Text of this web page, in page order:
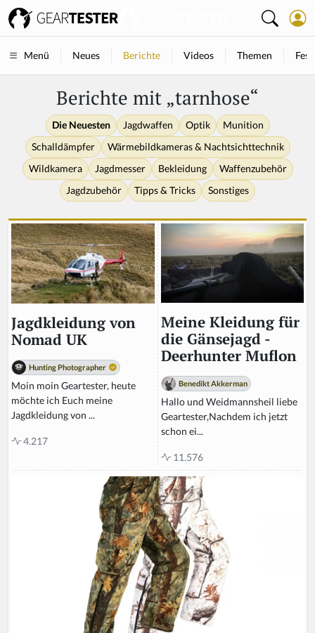
Menü Neues Berichte Videos Themen
Berichte mit „tarnhose“
Die Neuesten Jagdwaffen Optik
Munition
Schalldämpfer
Wärmebildkameras & Nachtsichttechnik
Wildkamera
Jagdmesser Bekleidung
Waffenzubehör
Jagdzubehör
Tipps & Tricks Sonstiges
Jagdkleidung von
Nomad UK
Hunting Photographer
Moin moin Geartester, heute
möchte ich Euch meine
Jagdkleidung von ...
4.217
Meine Kleidung für
die Gänsejagd -
Deerhunter Muflon
Benedikt Akkerman
Hallo und Weidmannsheil liebe
Geartester,Nachdem ich jetzt
schon ei...
11.576